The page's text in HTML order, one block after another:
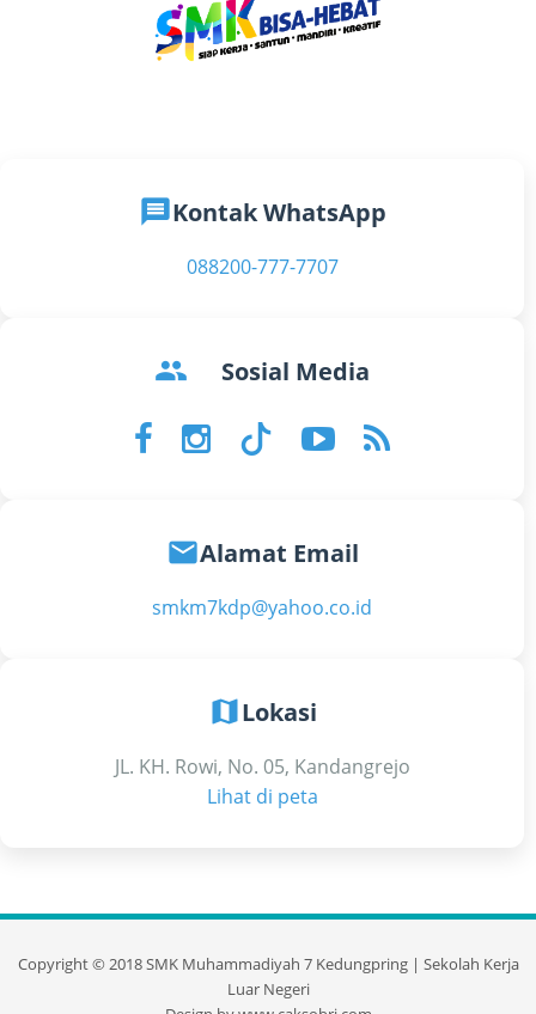
messageKontak WhatsApp
088200-777-7707
groups Sosial Media
emailAlamat Email
smkm7kdp@yahoo.co.id
map Lokasi
JL. KH. Rowi, No. 05, Kandangrejo
Lihat di peta
Copyright ©2018 SMK Muhammadiyah 7 Kedungpring | Sekolah Kerja
Luar Negeri